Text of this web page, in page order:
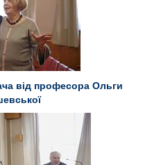
від професора Ольги